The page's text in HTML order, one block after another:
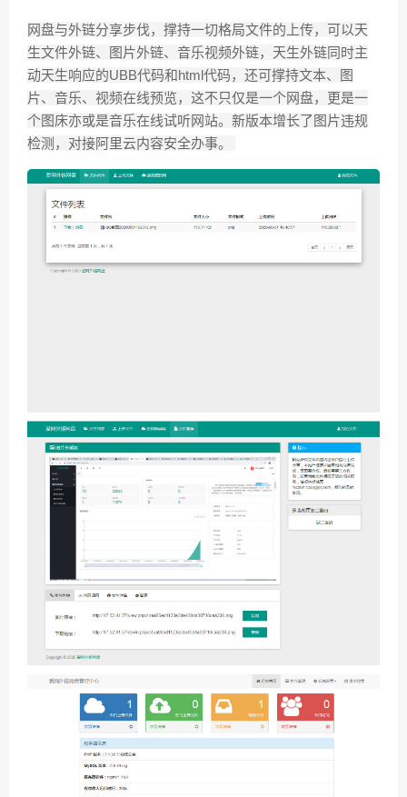
网盘与外链分享步伐，撑持一切格局文件的上传，可以天
生文件外链、图片外链、音乐视频外链，天生外链同时主
动天生响应的UBB代码和html代码，还可撑持文本、图
片、音乐、视频在线预览，这不只仅是一个网盘，更是一
个图床亦或是音乐在线试听网站。新版本增长了图片违规
检测，对接阿里云内容安全办事。